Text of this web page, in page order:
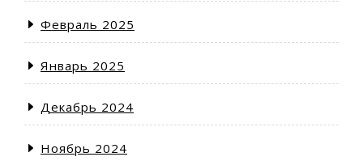
Февраль 2025
Январь 2025
Декабрь 2024
Ноябрь 2024